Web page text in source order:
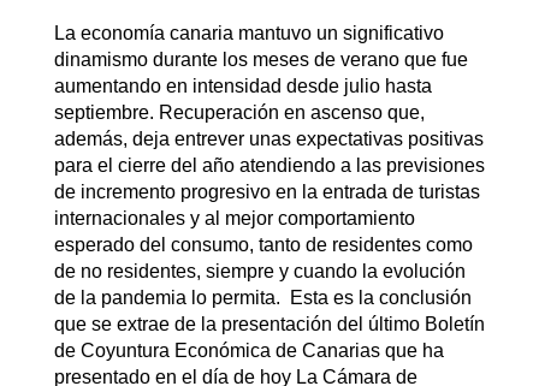
La economía canaria mantuvo un significativo
dinamismo durante los meses de verano que fue
aumentando en intensidad desde julio hasta
septiembre. Recuperación en ascenso que,
además, deja entrever unas expectativas positivas
para el cierre del año atendiendo a las previsiones
de incremento progresivo en la entrada de turistas
internacionales y al mejor comportamiento
esperado del consumo, tanto de residentes como
de no residentes, siempre y cuando la evolución
de la pandemia lo permita. Esta es la conclusión
que se extrae de la presentación del último Boletín
de Coyuntura Económica de Canarias que ha
presentado en el día de hoy La Cámara de